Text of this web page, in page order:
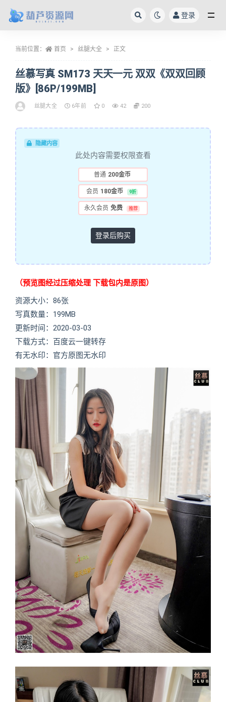
登录
当前位置： 首页 丝腿大全 正文
丝慕写真 SM173 天天一元 双双《双双回顾
版》[86P/199MB]
丝腿大全 6年前 0 42 200
隐藏内容
此处内容需要权限查看
普通 200金币
会员 180金币 9折
永久会员 免费 推荐
登录后购买
（预览图经过压缩处理 下载包内是原图）
资源大小：86张
写真数量：199MB
更新时间：2020-03-03
下载方式：百度云一键转存
有无水印：官方原图无水印